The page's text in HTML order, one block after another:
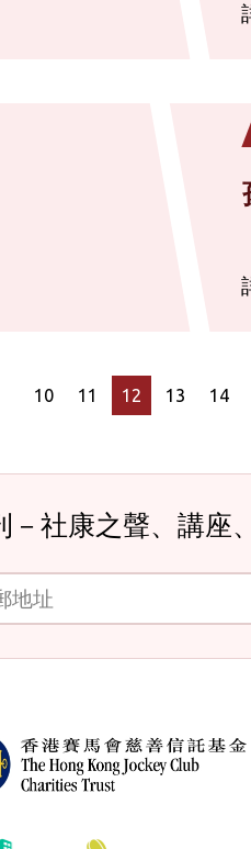
10 11 12 13 14
－社康之聲、講座